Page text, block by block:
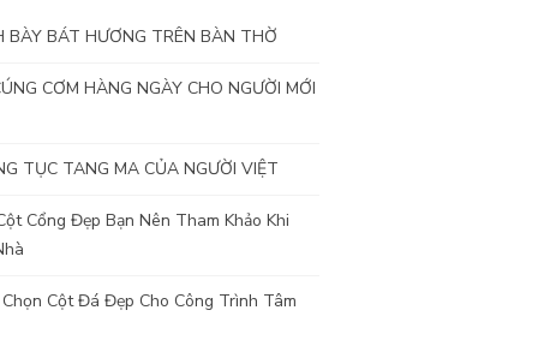
BÀY BÁT HƯƠNG TRÊN BÀN THỜ
CƠM HÀNG NGÀY CHO NGƯỜI MỚI
TỤC TANG MA CỦA NGƯỜI VIỆT
Cổng Đẹp Bạn Nên Tham Khảo Khi
Chọn Cột Đá Đẹp Cho Công Trình Tâm